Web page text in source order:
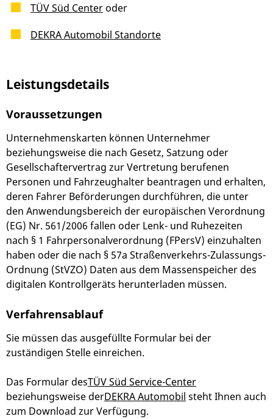
TÜV Süd Center oder
DEKRA Automobil Standorte
Leistungsdetails
Voraussetzungen
Unternehmenskarten können Unternehmer
beziehungsweise die nach Gesetz, Satzung oder
Gesellschaftervertrag zur Vertretung berufenen
Personen und Fahrzeughalter beantragen und erhalten,
deren Fahrer Beförderungen durchführen, die unter
den Anwendungsbereich der europäischen Verordnung
(EG) Nr. 561/2006 fallen oder Lenk- und Ruhezeiten
nach § 1 Fahrpersonalverordnung (FPersV) einzuhalten
haben oder die nach § 57a Straßenverkehrs-Zulassungs-
Ordnung (StVZO) Daten aus dem Massenspeicher des
digitalen Kontrollgeräts herunterladen müssen.
Verfahrensablauf
Sie müssen das ausgefüllte Formular bei der
zuständigen Stelle einreichen.
Das Formular desTÜV Süd Service-Center
beziehungsweise derDEKRA Automobil steht Ihnen auch
zum Download zur Verfügung.